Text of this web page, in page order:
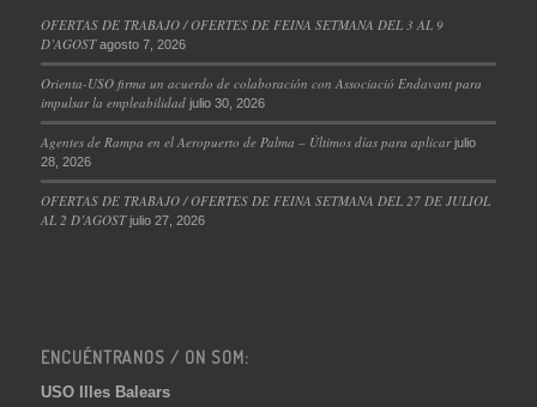
OFERTAS DE TRABAJO / OFERTES DE FEINA SETMANA DEL 3 AL 9
D’AGOST agosto 7, 2026
Orienta-USO firma un acuerdo de colaboración con Associació Endavant para
impulsar la empleabilidad julio 30, 2026
Agentes de Rampa en el Aeropuerto de Palma – Últimos días para aplicar julio
28, 2026
OFERTAS DE TRABAJO / OFERTES DE FEINA SETMANA DEL 27 DE JULIOL
AL 2 D’AGOST julio 27, 2026
ENCUÉNTRANOS / ON SOM:
USO Illes Balears